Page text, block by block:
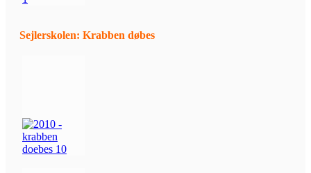
Sejlerskolen: Krabben døbes